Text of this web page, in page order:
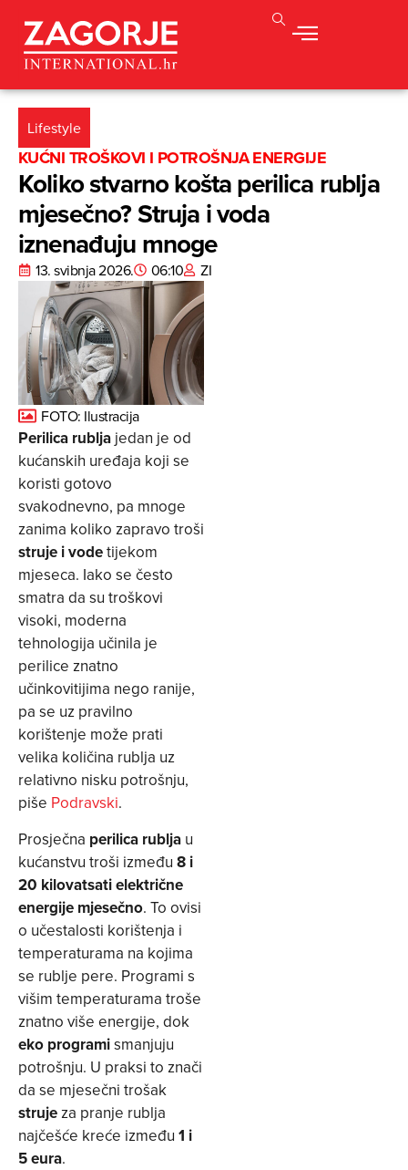
Lifestyle
KUĆNI TROŠKOVI I POTROŠNJA ENERGIJE
Koliko stvarno košta perilica rublja
mjesečno? Struja i voda
iznenađuju mnoge
13. svibnja 2026. 06:10 ZI
FOTO: Ilustracija
Perilica rublja jedan je od
kućanskih uređaja koji se
koristi gotovo
svakodnevno, pa mnoge
zanima koliko zapravo troši
struje i vodetijekom
mjeseca. Iako se često
smatra da su troškovi
visoki, moderna
tehnologija učinila je
perilice znatno
učinkovitijima nego ranije,
pa se uz pravilno
korištenje može prati
velika količina rublja uz
relativno nisku potrošnju,
piše Podravski.
Prosječna perilica rublja u
kućanstvu troši između 8 i
20 kilovatsati električne
energije mjesečno. To ovisi
o učestalosti korištenja i
temperaturama na kojima
se rublje pere. Programi s
višim temperaturama troše
znatno više energije, dok
eko programismanjuju
potrošnju. U praksi to znači
da se mjesečni trošak
strujeza pranje rublja
najčešće kreće između 1 i
5 eura.